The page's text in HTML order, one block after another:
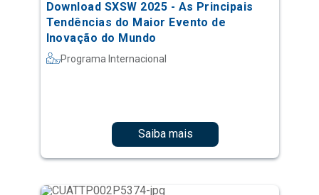
Download SXSW 2025 - As Principais
Tendências do Maior Evento de
Inovação do Mundo
Programa Internacional
Saiba mais